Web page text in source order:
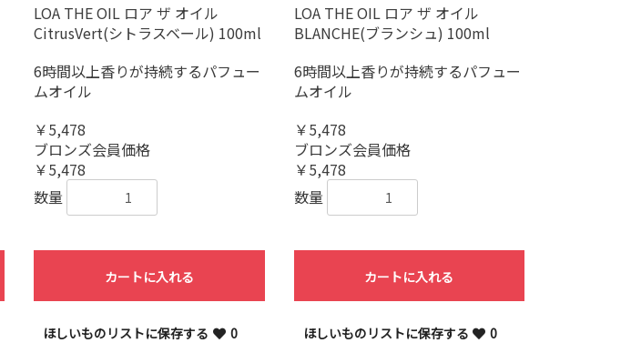
LOA THE OIL ロア ザ オイル
CitrusVert(シトラスベール) 100ml
6時間以上香りが持続するパフュー
ムオイル
￥5,478
ブロンズ会員価格
￥5,478
数量
カートに入れる
ほしいものリストに保存する 0
LOA THE OIL ロア ザ オイル
BLANCHE(ブランシュ) 100ml
6時間以上香りが持続するパフュー
ムオイル
￥5,478
ブロンズ会員価格
￥5,478
数量
カートに入れる
ほしいものリストに保存する 0